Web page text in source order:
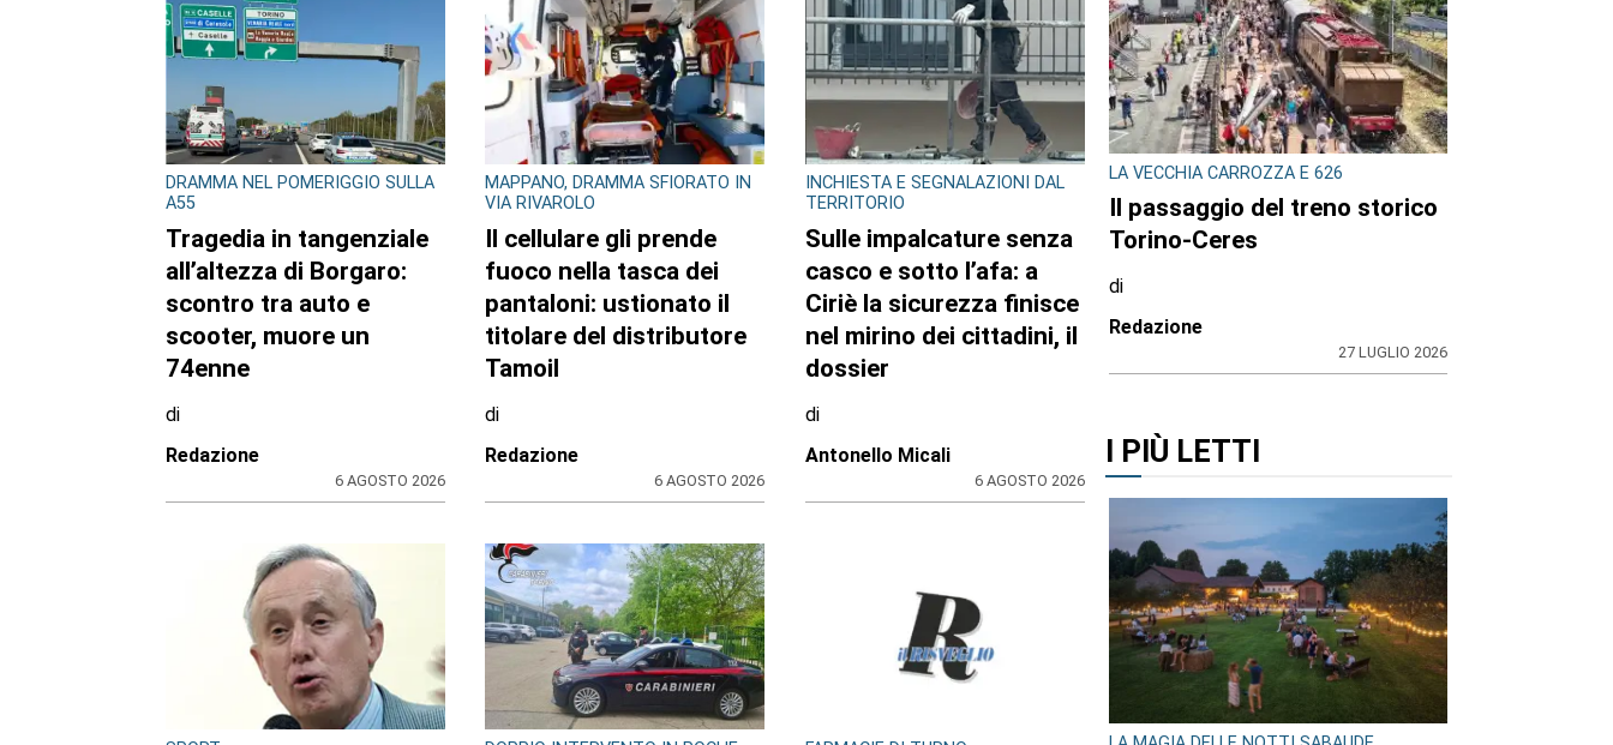
DRAMMA NEL POMERIGGIO SULLA
A55
Tragedia in tangenziale
all’altezza di Borgaro:
scontro tra auto e
scooter, muore un
74enne
di
Redazione
6 AGOSTO 2026
MAPPANO, DRAMMA SFIORATO IN
VIA RIVAROLO
Il cellulare gli prende
fuoco nella tasca dei
pantaloni: ustionato il
titolare del distributore
Tamoil
di
Redazione
6 AGOSTO 2026
INCHIESTA E SEGNALAZIONI DAL
TERRITORIO
Sulle impalcature senza
casco e sotto l’afa: a
Ciriè la sicurezza finisce
nel mirino dei cittadini, il
dossier
di
Antonello Micali
6 AGOSTO 2026
LA VECCHIA CARROZZA E 626
Il passaggio del treno storico
Torino-Ceres
di
Redazione
27 LUGLIO 2026
I PIÙ LETTI